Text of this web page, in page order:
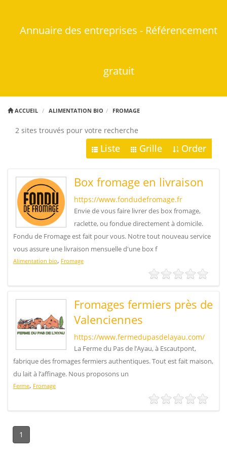
Annuaire des entreprises - Référencement
gratuit
ACCUEIL ALIMENTATION BIO FROMAGE
2 sites trouvés pour votre recherche
Liste Grille Order
Box fromage en livraison
https://www.fondudefromage.fr
Envie de vous faire livrer des box fromage,
raclette, ou fondue directement à domicile.
Fondu de Fromage est fait pour vous. Notre tout nouveau service
vous assure une livraison mensuelle d'une box f
Alimentation bio, Fromage
Fromages fermiers près de
Valenciennes
https://www.fermedupasdelayau.com/
La Ferme du Pas de l’Ayau, à Escautpont,
fabrique des fromages fermiers authentiques. Tout est fait maison,
du lait à l’affinage. Nous proposons un
Ferme, Fromage
1